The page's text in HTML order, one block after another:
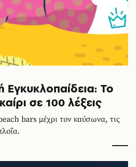
Εγκυκλοπαίδεια: Το
σε 100 λέξεις
bars μέχρι τον καύσωνα, τις